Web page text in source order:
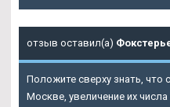
отзыв оставил(а)
Положите сверху знать, что
Москве, увеличение их